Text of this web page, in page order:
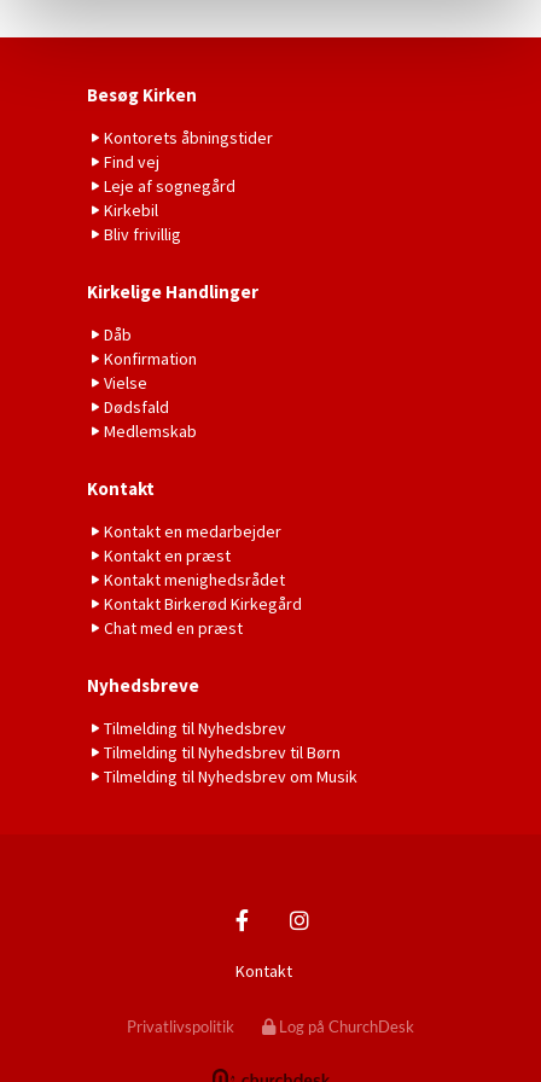
Besøg Kirken
Kontorets åbningstider
Find vej
Leje af sognegård
Kirkebil
Bliv frivillig
Kirkelige Handlinger
Dåb
Konfirmation
Vielse
Dødsfald
Medlemskab
Kontakt
Kontakt en medarbejder
Kontakt en præst
Kontakt menighedsrådet
Kontakt Birkerød Kirkegård
Chat med en præst
Nyhedsbreve
Tilmelding til Nyhedsbrev
Tilmelding til Nyhedsbrev til Børn
Tilmelding til Nyhedsbrev om Musik
Kontakt
Privatlivspolitik Log på ChurchDesk